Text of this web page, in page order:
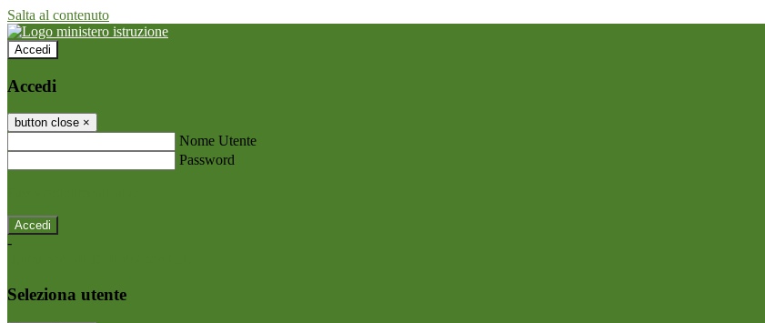
Salta al contenuto
Accedi
Accedi
button close ×
Nome Utente
Password
-
Seleziona utente